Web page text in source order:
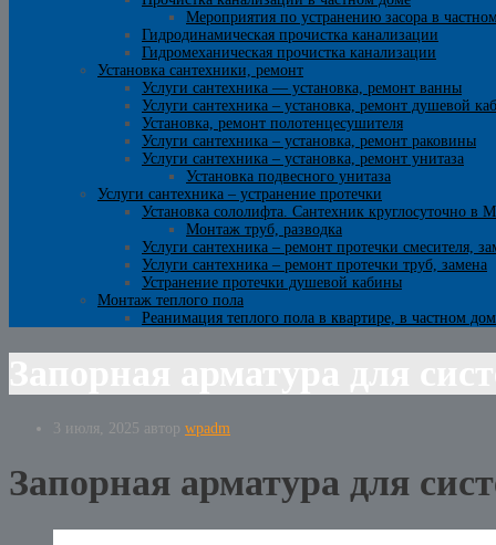
Мероприятия по устранению засора в
Гидродинамическая прочистка канализации
Гидромеханическая прочистка канализации
Установка сантехники, ремонт
Услуги сантехника — установка, ремонт ванны
Услуги сантехника – установка, ремонт душевой
Установка, ремонт полотенцесушителя
Услуги сантехника – установка, ремонт раковины
Услуги сантехника – установка, ремонт унитаза
Установка подвесного унитаза
Услуги сантехника – устранение протечки
Установка сололифта. Сантехник круглосуточно в
Монтаж труб, разводка
Услуги сантехника – ремонт протечки смесителя,
Услуги сантехника – ремонт протечки труб, замена
Устранение протечки душевой кабины
Монтаж теплого пола
Реанимация теплого пола в квартире, в частном
3 июля, 2025 автор wpadm
Запорная арматура для